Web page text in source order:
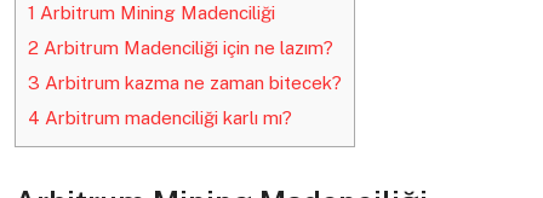
1 Arbitrum Mining Madenciliği
2 Arbitrum Madenciliği için ne lazım?
3 Arbitrum kazma ne zaman bitecek?
4 Arbitrum madenciliği karlı mı?